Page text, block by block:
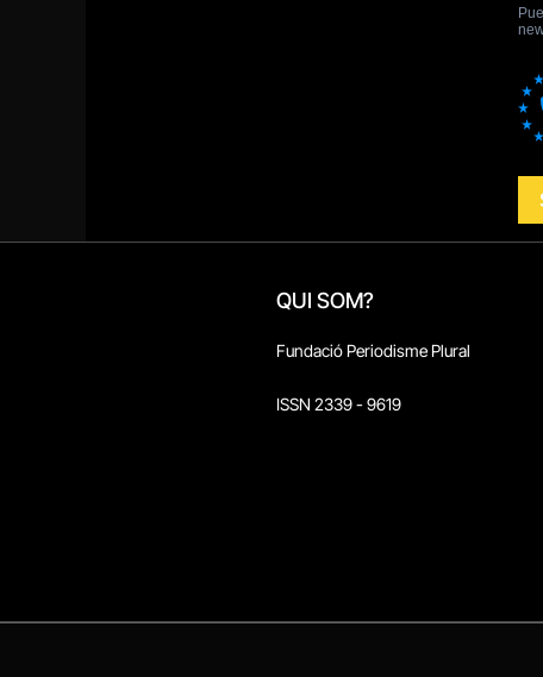
QUI SOM?
Fundació Periodisme Plural
ISSN 2339 - 9619